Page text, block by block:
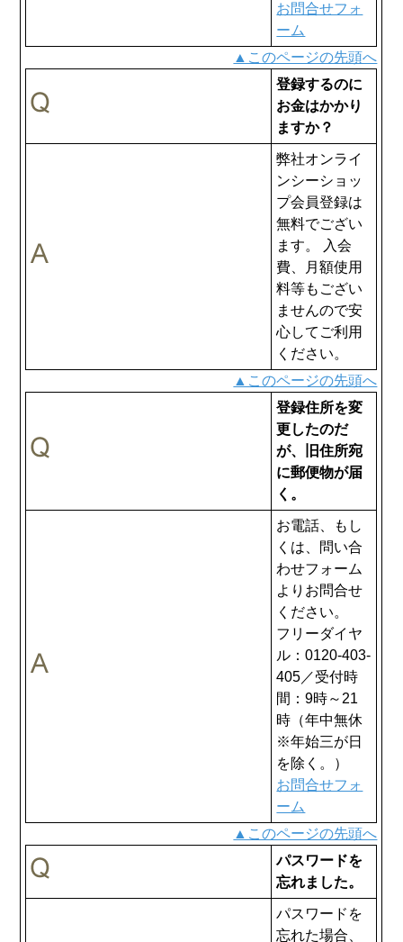
お問合せフォ
ーム
▲このページの先頭へ
登録するのに
お金はかかり
ますか？
弊社オンライ
ンシーショッ
プ会員登録は
無料でござい
ます。 入会
費、月額使用
料等もござい
ませんので安
心してご利用
ください。
▲このページの先頭へ
登録住所を変
更したのだ
が、旧住所宛
に郵便物が届
く。
お電話、もし
くは、問い合
わせフォーム
よりお問合せ
ください。
フリーダイヤ
ル：0120-403-
405／受付時
間：9時～21
時（年中無休
※年始三が日
を除く。）
お問合せフォ
ーム
▲このページの先頭へ
パスワードを
忘れました。
パスワードを
忘れた場合、